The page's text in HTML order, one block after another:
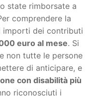
state rimborsate a
comprendere la
importi dei contributi
euro al mese. Si
non tutte le persone
di anticipare, e
con disabilità più
riconosciuti i